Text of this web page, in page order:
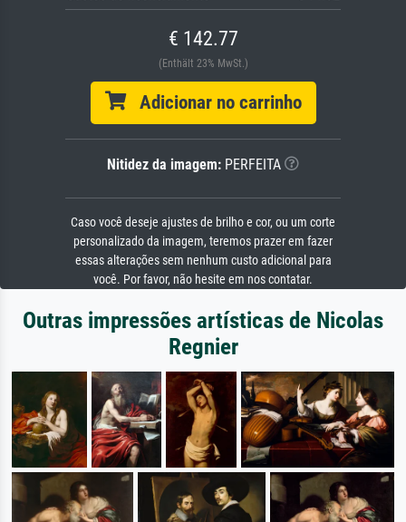
€ 142.77
(Enthält 23% MwSt.)
Adicionar no carrinho
Nitidez da imagem: PERFEITA
Caso você deseje ajustes de brilho e cor, ou um corte
personalizado da imagem, teremos prazer em fazer
essas alterações sem nenhum custo adicional para
você. Por favor, não hesite em nos contatar.
Outras impressões artísticas de Nicolas
Regnier